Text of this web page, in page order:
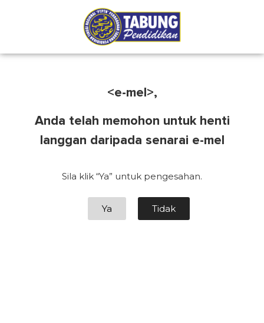
<e-mel>,
Anda telah memohon untuk henti
langgan daripada senarai e-mel
Sila klik “Ya” untuk pengesahan.
Ya Tidak